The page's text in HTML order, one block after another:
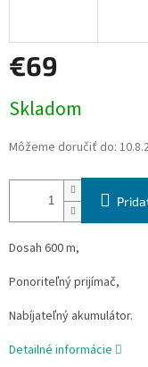
€69
cena:
Skladom
Môžeme doručiť do:
Dosah 600 m,
Ponoriteľný prijímač,
Nabíjateľný akumulátor.
Detailné informácie